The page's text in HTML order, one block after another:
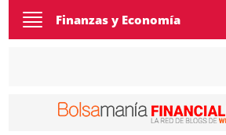
Toggle
navigation
Finanzas y Economía